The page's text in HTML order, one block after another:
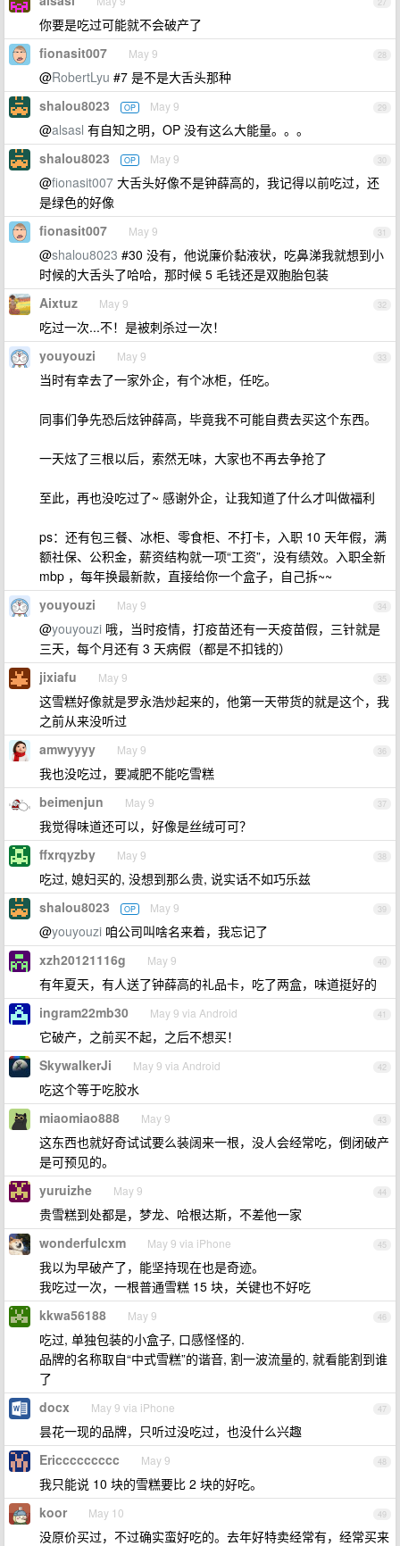
你要是吃过可能就不会破产了
28
fionasit007 May 9
@RobertLyu #7 是不是大舌头那种
29
shalou8023 OP May 9
@alsasl 有自知之明，OP 没有这么大能量。。。
30
shalou8023 OP May 9
@fionasit007 大舌头好像不是钟薛高的，我记得以前吃过，还
是绿色的好像
31
fionasit007 May 9
@shalou8023 #30 没有，他说廉价黏液状，吃鼻涕我就想到小
时候的大舌头了哈哈，那时候 5 毛钱还是双胞胎包装
32
Aixtuz May 9
吃过一次...不！是被刺杀过一次！
33
youyouzi May 9
当时有幸去了一家外企，有个冰柜，任吃。
同事们争先恐后炫钟薛高，毕竟我不可能自费去买这个东西。
一天炫了三根以后，索然无味，大家也不再去争抢了
至此，再也没吃过了~ 感谢外企，让我知道了什么才叫做福利
ps：还有包三餐、冰柜、零食柜、不打卡，入职 10 天年假，满
额社保、公积金，薪资结构就一项“工资”，没有绩效。入职全新
mbp ，每年换最新款，直接给你一个盒子，自己拆~~
34
youyouzi May 9
@youyouzi 哦，当时疫情，打疫苗还有一天疫苗假，三针就是
三天，每个月还有 3 天病假（都是不扣钱的）
35
jixiafu May 9
这雪糕好像就是罗永浩炒起来的，他第一天带货的就是这个，我
之前从来没听过
36
amwyyyy May 9
我也没吃过，要减肥不能吃雪糕
37
beimenjun May 9
我觉得味道还可以，好像是丝绒可可？
38
ffxrqyzby May 9
吃过, 媳妇买的, 没想到那么贵, 说实话不如巧乐兹
39
shalou8023 OP May 9
@youyouzi 咱公司叫啥名来着，我忘记了
40
xzh20121116g May 9
有年夏天，有人送了钟薛高的礼品卡，吃了两盒，味道挺好的
41
ingram22mb30 May 9 via Android
它破产，之前买不起，之后不想买！
42
SkywalkerJi May 9 via Android
吃这个等于吃胶水
43
miaomiao888 May 9
这东西也就好奇试试要么装阔来一根，没人会经常吃，倒闭破产
是可预见的。
44
yuruizhe May 9
贵雪糕到处都是，梦龙、哈根达斯，不差他一家
45
wonderfulcxm May 9 via iPhone
我以为早破产了，能坚持现在也是奇迹。
我吃过一次，一根普通雪糕 15 块，关键也不好吃
46
kkwa56188 May 9
吃过, 单独包装的小盒子, 口感怪怪的.
品牌的名称取自“中式雪糕”的谐音, 割一波流量的, 就看能割到谁
了
47
docx May 9 via iPhone
昙花一现的品牌，只听过没吃过，也没什么兴趣
48
Ericcccccccc May 9
我只能说 10 块的雪糕要比 2 块的好吃。
49
koor May 10
没原价买过，不过确实蛮好吃的。去年好特卖经常有，经常买来